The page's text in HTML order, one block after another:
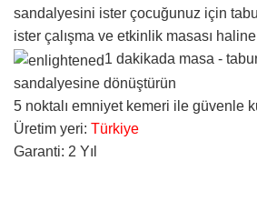
sandalyesini ister çocuğunuz için
ister çalışma ve etkinlik masası
1 dakikada masa -
sandalyesine dönüştürün
5 noktalı emniyet kemeri ile güvenle
Üretim yeri: Türkiye
Garanti: 2 Yıl